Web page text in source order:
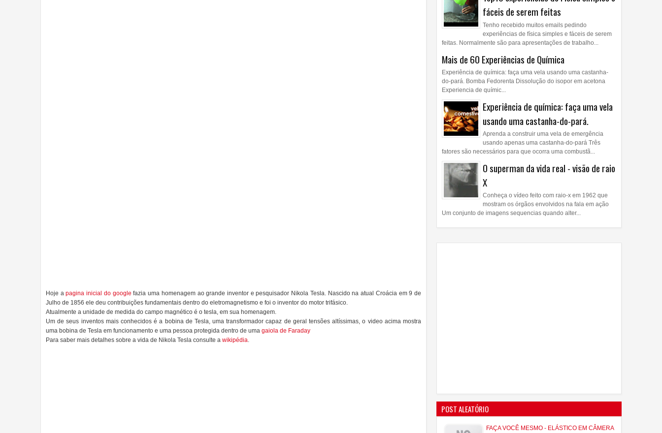
Hoje apagina inicial do google fazia uma homenagem ao grande inventor e pesquisador Nikola Tesla. Nascido naatual Croáciaem 9 de
Julho de 1856 ele deu contribuições fundamentais dentro do eletromagnetismo e foi o inventor do motor trifásico.
Atualmente a unidade de medida do campo magnético é o tesla, em sua homenagem.
Um de seus inventos mais conhecidos é a bobinade Tesla, uma transformador capaz de geral tensões altíssimas, o videoacima mostra
uma bobina de Tesla em funcionamento e uma pessoa protegida dentro de uma gaiola de Faraday
Para saber mais detalhes sobre a vida de Nikola Tesla consulte a wikipédia.
fáceis de serem feitas
Tenho recebido muitos emails pedindo
experiências de física simples e fáceis de serem
feitas. Normalmente são para apresentações de trabalho...
Mais de 60 Experiências de Química
Experiência de química: faça uma vela usando uma castanha-
do-pará. Bomba Fedorenta Dissolução do isopor em acetona
Experiencia de químic...
Experiência de química: faça uma vela
usando uma castanha-do-pará.
Aprenda a construir uma vela de emergência
usando apenas uma castanha-do-pará Três
fatores são necessários para que ocorra uma combustã...
O superman da vida real - visão de raio
X
Conheça o vídeo feito com raio-x em 1962 que
mostram os órgãos envolvidos na fala em ação
Um conjunto de imagens sequencias quando alter...
POST ALEATÓRIO
FAÇA VOCÊ MESMO - ELÁSTICO EM CÂMERA